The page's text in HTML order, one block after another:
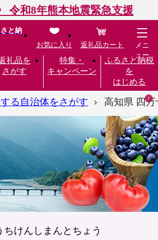
令和8年熊本地震緊急支援
と納
礼品を
さがす
特集・
キャンペーン
ふるさと納税
を
はじめる
お気に入り 返礼品カート
メニ
ュー
る自治体をさがす 高知県 四万
ちけんしまんとちょう